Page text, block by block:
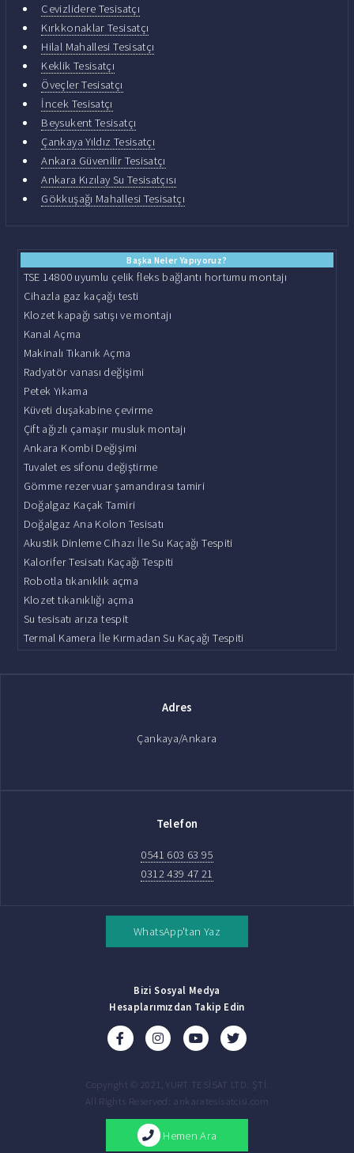
Cevizlidere Tesisatçı
Kırkkonaklar Tesisatçı
Hilal Mahallesi Tesisatçı
Keklik Tesisatçı
Öveçler Tesisatçı
İncek Tesisatçı
Beysukent Tesisatçı
Çankaya Yıldız Tesisatçı
Ankara Güvenilir Tesisatçı
Ankara Kızılay Su Tesisatçısı
Gökkuşağı Mahallesi Tesisatçı
Başka Neler Yapıyoruz?
TSE 14800 uyumlu çelik fleks bağlantı hortumu montajı
Cihazla gaz kaçağı testi
Klozet kapağı satışı ve montajı
Kanal Açma
Makinalı Tıkanık Açma
Radyatör vanası değişimi
Petek Yıkama
Küveti duşakabine çevirme
Çift ağızlı çamaşır musluk montajı
Ankara Kombi Değişimi
Tuvalet es sifonu değiştirme
Gömme rezervuar şamandırası tamiri
Doğalgaz Kaçak Tamiri
Doğalgaz Ana Kolon Tesisatı
Akustik Dinleme Cihazı İle Su Kaçağı Tespiti
Kalorifer Tesisatı Kaçağı Tespiti
Robotla tıkanıklık açma
Klozet tıkanıklığı açma
Su tesisatı arıza tespit
Termal Kamera İle Kırmadan Su Kaçağı Tespiti
Adres
Çankaya/Ankara
Telefon
0541 603 63 95
0312 439 47 21
WhatsApp'tan Yaz
Bizi Sosyal Medya
Hesaplarımızdan Takip Edin
Copyright © 2021, YURT TESİSAT LTD. ŞTİ.
All Rights Reserved: ankaratesisatcisi.com
Hemen Ara